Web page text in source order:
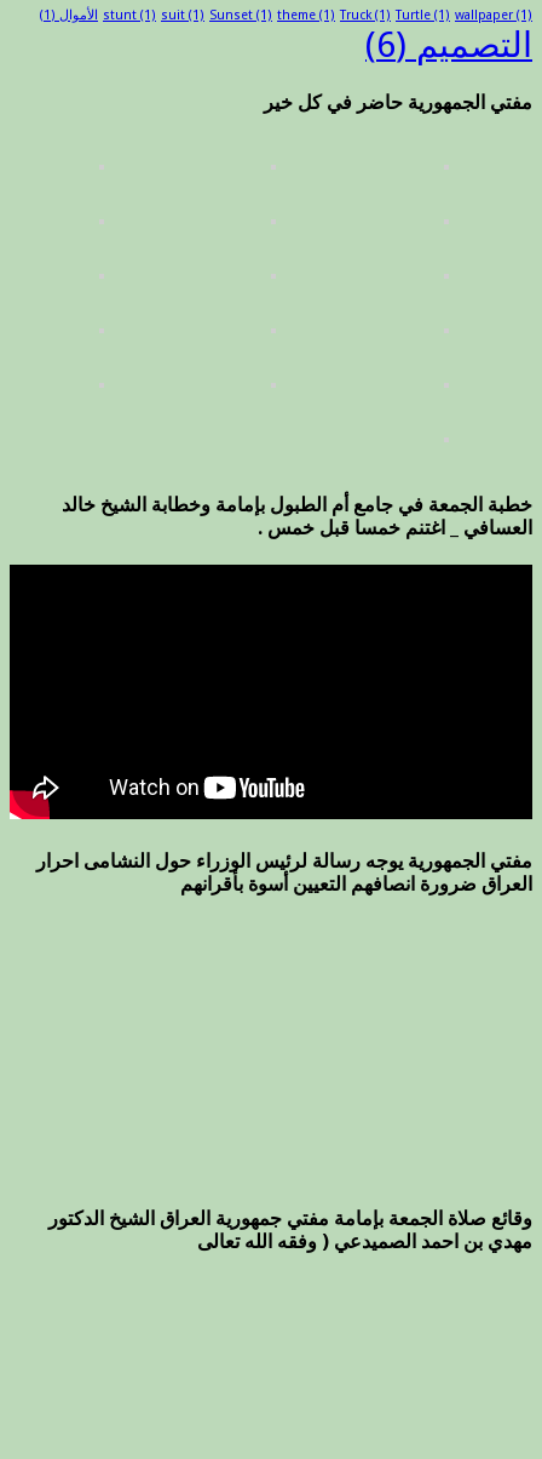
stunt (1) suit (1) Sunset (1) theme (1) Truck(1) Turtle (1) wallpaper (1) الأموال (1)
التصميم (6)
مفتي الجمهورية حاضر في كل خير
خطبة الجمعة في جامع أم الطبول بإمامة وخطابة الشيخ خالد
العسافي _ اغتنم خمسا قبل خمس .
مفتي الجمهورية يوجه رسالة لرئيس الوزراء حول النشامى احرار
العراق ضرورة انصافهم التعيين أسوة بأقرانهم
وقائع صلاة الجمعة بإمامة مفتي جمهورية العراق الشيخ الدكتور
مهدي بن احمد الصميدعي ( وفقه الله تعالى